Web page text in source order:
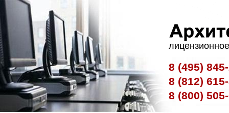
8 (495)
8 (812)
8 (800)